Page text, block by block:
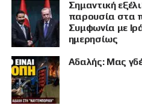
Σημαντική
παρουσία στα
Συμφωνία με
ημερησίως
Αδαλής: Μας